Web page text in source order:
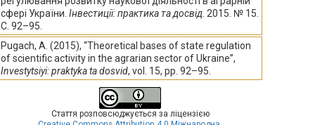
сфері України. Інвестиції: практика та досвід. 2015. № 15.
С. 92–95.
Pugach, A. (2015), “Theoretical bases of state regulation
of scientific activity in the agrarian sector of Ukraine”,
Investytsiyi: praktyka ta dosvid, vol. 15, pp. 92–95.
Стаття розповсюджується за ліцензією